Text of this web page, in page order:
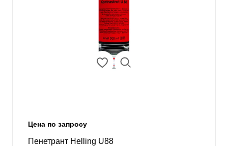
Цена по запросу
Пенетрант Helling U88